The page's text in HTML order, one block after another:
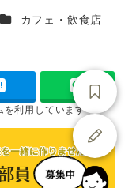
施設ジャンル
カフェ・飲食店
-
を利用しています